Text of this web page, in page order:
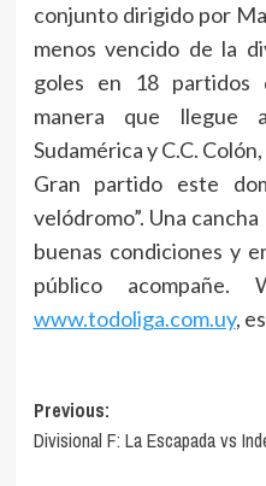
conjunto dirigido por
menos vencido de la
goles en 18 partidos
manera que llegue
Sudamérica y C.C.
Gran partido este
velódromo”. Una
buenas condiciones y
público acompañe.
www.todoliga.com.uy,
Navegación
de
Previous:
Divisional F: La Escapada vs